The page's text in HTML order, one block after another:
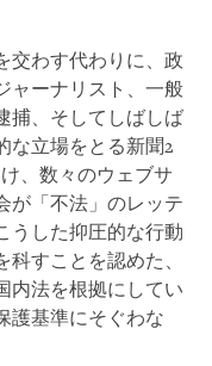
交わす代わりに、政
ャーナリスト、一般
捕、そしてしばしば
な立場をとる新聞2
、数々のウェブサ
が「不法」のレッテ
うした抑圧的な行動
すことを認めた、
内法を根拠にしてい
護基準にそぐわな